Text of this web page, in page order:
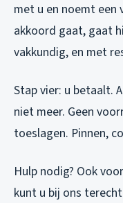
met u en noemt een
akkoord gaat, gaat
vakkundig, en met
Stap vier: u betaalt.
niet meer. Geen
toeslagen. Pinnen,
Hulp nodig? Ook voor
kunt u bij ons